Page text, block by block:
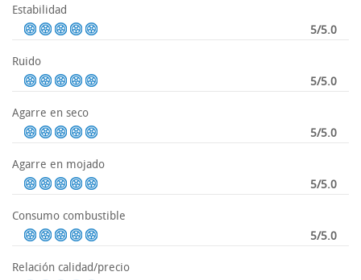
Estabilidad
5/5.0
Ruido
5/5.0
Agarre en seco
5/5.0
Agarre en mojado
5/5.0
Consumo combustible
5/5.0
Relación calidad/precio